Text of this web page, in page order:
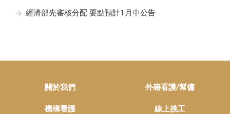
經濟部先審核分配 要點預計1月中公告
關於我們 外籍看護/幫傭
機構看護 線上挑工